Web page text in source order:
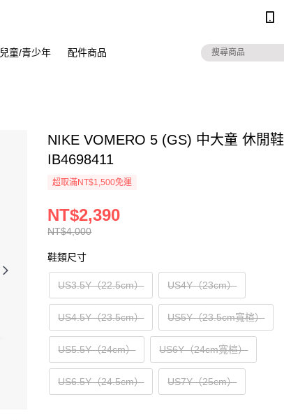
兒童/青少年 配件商品
NIKE VOMERO 5 (GS) 中大童 休閒鞋
IB4698411
超取滿NT$1,500免運
NT$4,000
NT$2,390
鞋類尺寸
US3.5Y（22.5cm） US4Y（23cm）
US4.5Y（23.5cm） US5Y（23.5cm寬楦）
US5.5Y（24cm） US6Y（24cm寬楦）
US6.5Y（24.5cm） US7Y（25cm）